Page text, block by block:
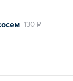
130 ₽